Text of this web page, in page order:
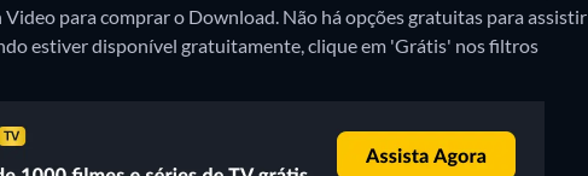
para comprar o Download. Não há opções gratuitas para assistir
estiver disponível gratuitamente, clique em 'Grátis' nos filtros